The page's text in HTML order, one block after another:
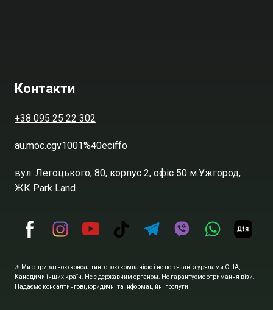
Контакти
+38 095 25 22 302
au.moc.cgv1001%40eciffo
вул. Легоцького, 80, корпус 2, офіс 50 м.Ужгород,
ЖК Park Land
⚠️ Ми є приватною консалтинговою компанією і не пов'язані з урядами США,
Канади чи інших країн. Не є державним органом. Не гарантуємо отримання візи.
Надаємо консалтингові, юридичні та інформаційні послуги